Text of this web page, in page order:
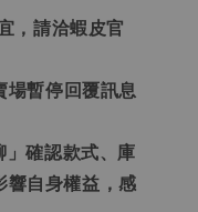
，請洽蝦皮官
場暫停回覆訊息
」確認款式、庫
響自身權益，感